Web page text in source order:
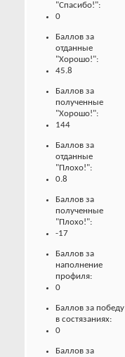
"Спасибо!":
0
Баллов за
отданные
"Хорошо!":
45.8
Баллов за
полученные
"Хорошо!":
144
Баллов за
отданные
"Плохо!":
0.8
Баллов за
полученные
"Плохо!":
-17
Баллов за
наполнение
профиля:
0
Баллов за победу
в состязаниях:
0
Баллов за